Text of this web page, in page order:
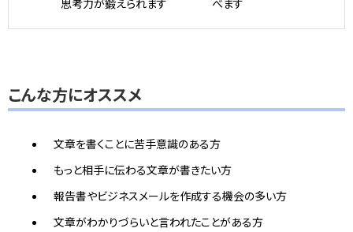
思考力が鍛えられます
べます
こんな方にオススメ
文章を書くことに苦手意識のある方
もっと相手に伝わる文章が書きたい方
報告書やビジネスメールを作成する機会の多い方
文章がわかりづらいと言われたことがある方